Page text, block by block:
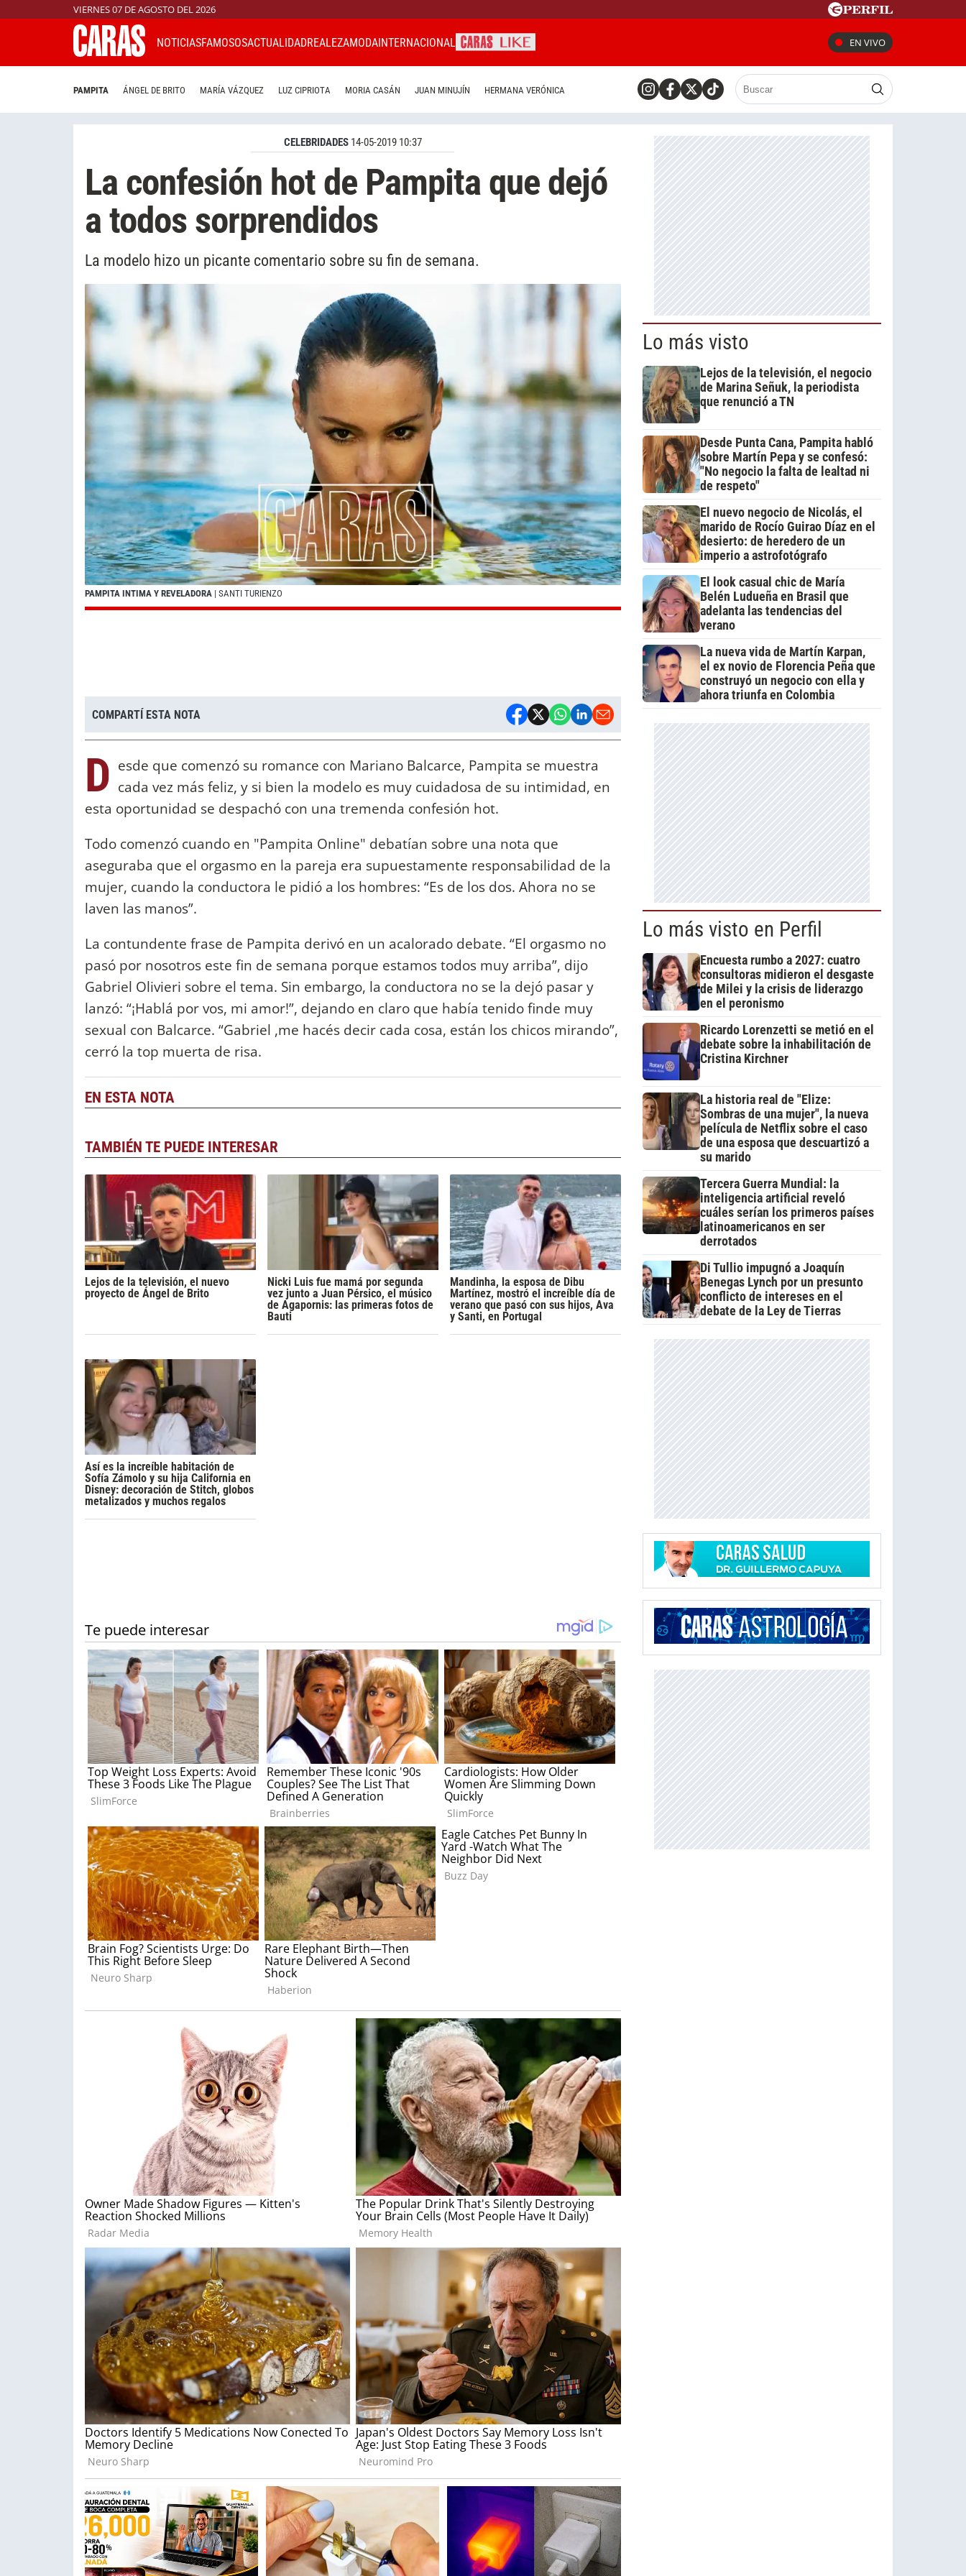
VIERNES 07 DE AGOSTO DEL 2026
NOTICIASFAMOSOSACTUALIDADREALEZAMODAINTERNACIONAL EN VIVO
PAMPITA ÁNGEL DE BRITO MARÍA VÁZQUEZ LUZ CIPRIOTA MORIA CASÁN JUAN MINUJÍN HERMANA VERÓNICA
CELEBRIDADES 14-05-2019 10:37
La confesión hot de Pampita que dejó
a todos sorprendidos
La modelo hizo un picante comentario sobre su fin de semana.
PAMPITA INTIMA Y REVELADORA | SANTI TURIENZO
COMPARTÍ ESTA NOTA
D esde que comenzó su romance con Mariano Balcarce, Pampita se muestra
cada vez más feliz, y si bien la modelo es muy cuidadosa de su intimidad, en
esta oportunidad se despachó con una tremenda confesión hot.
Todo comenzó cuando en "Pampita Online" debatían sobre una nota que
aseguraba que el orgasmo en la pareja era supuestamente responsabilidad de la
mujer, cuando la conductora le pidió a los hombres: “Es de los dos. Ahora no se
laven las manos”.
La contundente frase de Pampita derivó en un acalorado debate. “El orgasmo no
pasó por nosotros este fin de semana porque estamos todos muy arriba”, dijo
Gabriel Olivieri sobre el tema. Sin embargo, la conductora no se la dejó pasar y
lanzó: “¡Hablá por vos, mi amor!”, dejando en claro que había tenido finde muy
sexual con Balcarce. “Gabriel ,me hacés decir cada cosa, están los chicos mirando”,
cerró la top muerta de risa.
EN ESTA NOTA
TAMBIÉN TE PUEDE INTERESAR
Lejos de la televisión, el nuevo
proyecto de Ángel de Brito
Nicki Luis fue mamá por segunda
vez junto a Juan Pérsico, el músico
de Agapornis: las primeras fotos de
Bauti
Mandinha, la esposa de Dibu
Martínez, mostró el increíble día de
verano que pasó con sus hijos, Ava
y Santi, en Portugal
Así es la increíble habitación de
Sofía Zámolo y su hija California en
Disney: decoración de Stitch, globos
metalizados y muchos regalos
Lo más visto
Lejos de la televisión, el negocio
de Marina Señuk, la periodista
que renunció a TN
Desde Punta Cana, Pampita habló
sobre Martín Pepa y se confesó:
"No negocio la falta de lealtad ni
de respeto"
El nuevo negocio de Nicolás, el
marido de Rocío Guirao Díaz en el
desierto: de heredero de un
imperio a astrofotógrafo
El look casual chic de María
Belén Ludueña en Brasil que
adelanta las tendencias del
verano
La nueva vida de Martín Karpan,
el ex novio de Florencia Peña que
construyó un negocio con ella y
ahora triunfa en Colombia
Lo más visto en Perfil
Encuesta rumbo a 2027: cuatro
consultoras midieron el desgaste
de Milei y la crisis de liderazgo
en el peronismo
Ricardo Lorenzetti se metió en el
debate sobre la inhabilitación de
Cristina Kirchner
La historia real de "Elize:
Sombras de una mujer", la nueva
película de Netflix sobre el caso
de una esposa que descuartizó a
su marido
Tercera Guerra Mundial: la
inteligencia artificial reveló
cuáles serían los primeros países
latinoamericanos en ser
derrotados
Di Tullio impugnó a Joaquín
Benegas Lynch por un presunto
conflicto de intereses en el
debate de la Ley de Tierras